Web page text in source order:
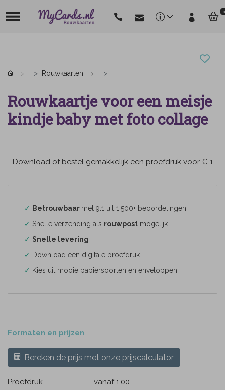
0
Rouwkaarten
Rouwkaartje voor een meisje
kindje baby met foto collage
Download of bestel gemakkelijk een proefdruk voor € 1
✓ Betrouwbaar met 9.1 uit 1.500+ beoordelingen
✓ Snelle verzending als rouwpost mogelijk
✓ Snelle levering
✓ Download een digitale proefdruk
✓ Kies uit mooie papiersoorten en enveloppen
Formaten en prijzen
Bereken de prijs met onze prijscalculator
Proefdruk
vanaf 1,00